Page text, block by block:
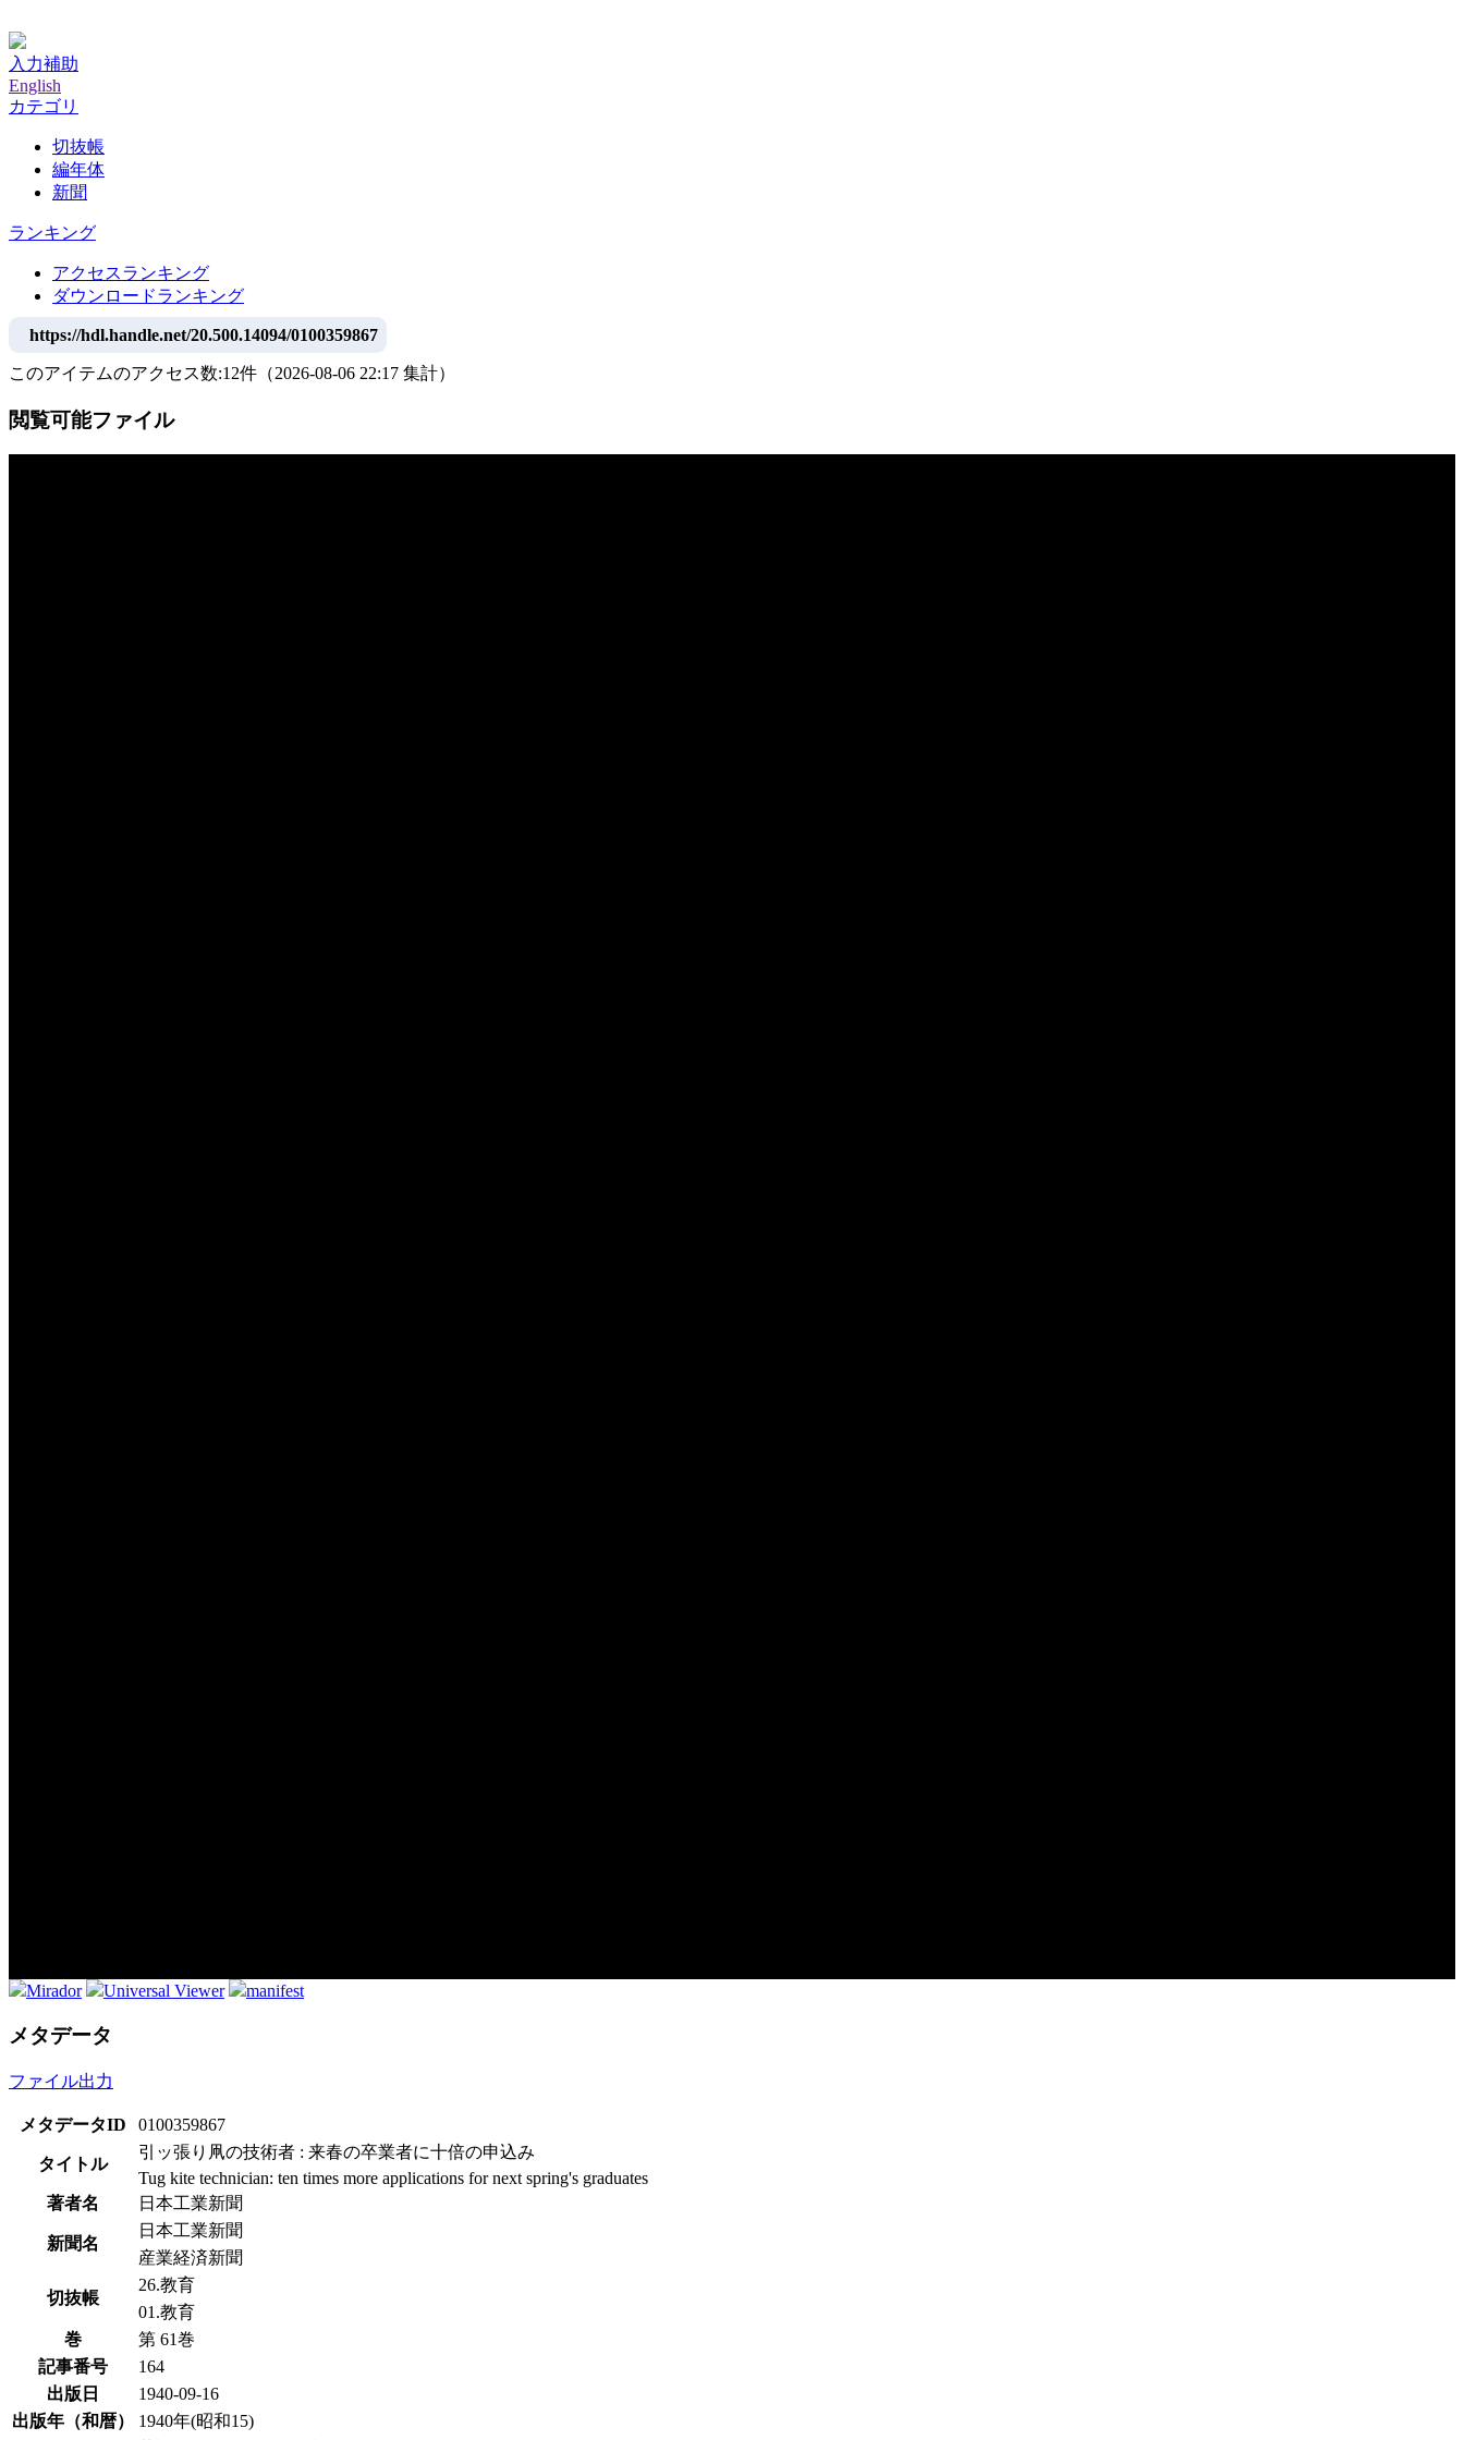
入力補助
English
カテゴリ
切抜帳
編年体
新聞
ランキング
アクセスランキング
ダウンロードランキング
https://hdl.handle.net/20.500.14094/0100359867
このアイテムのアクセス数:12件 （2026-08-06 22:17 集計）
閲覧可能ファイル
Mirador Universal Viewer manifest
メタデータ
ファイル出力
メタデータID 0100359867
タイトル
引ッ張り凧の技術者 : 来春の卒業者に十倍の申込み
Tug kite technician: ten times more applications for next spring's graduates
著者名
日本工業新聞
新聞名
日本工業新聞
産業経済新聞
切抜帳
26.教育
01.教育
巻
第 61巻
記事番号
164
出版日
1940-09-16
出版年（和暦）
1940年(昭和15)